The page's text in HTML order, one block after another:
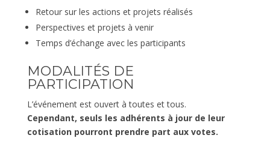
Retour sur les actions et projets réalisés
Perspectives et projets à venir
Temps d’échange avec les participants
MODALITÉS DE
PARTICIPATION
L’événement est ouvert à toutes et tous.
Cependant, seuls les adhérents à jour de leur
cotisation pourront prendre part aux votes.